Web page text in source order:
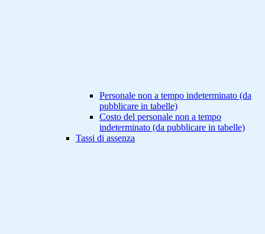
Personale non a tempo indeterminato (da
pubblicare in tabelle)
Costo del personale non a tempo
indeterminato (da pubblicare in tabelle)
Tassi di assenza